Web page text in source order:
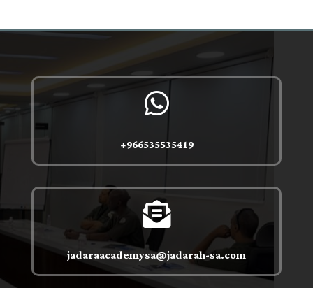

966535535419+

jadaraacademysa@jadarah-sa.com